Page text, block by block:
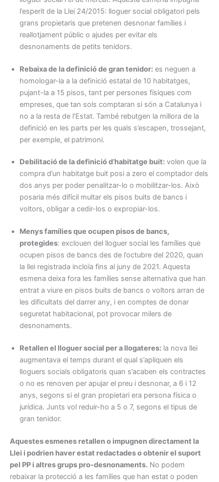
l’esperit de la Llei 24/2015: lloguer social obligatori pels
grans propietaris que pretenen desnonar famílies i
reallotjament públic o ajudes per evitar els
desnonaments de petits tenidors.
Rebaixa de la definició de gran tenidor: es neguen a
homologar-la a la definició estatal de 10 habitatges,
pujant-la a 15 pisos, tant per persones físiques com
empreses, que tan sols comptaran si són a Catalunya i
no a la resta de l’Estat. També rebutgen la millora de la
definició en les parts per les quals s’escapen, trossejant,
per exemple, el patrimoni.
Debilitació de la definició d’habitatge buit: volen que la
compra d’un habitatge buit posi a zero el comptador dels
dos anys per poder penalitzar-lo o mobilitzar-los. Això
posaria més difícil multar els pisos buits de bancs i
voltors, obligar a cedir-los o expropiar-los.
Menys famílies que ocupen pisos de bancs,
protegides: exclouen del lloguer social les famílies que
ocupen pisos de bancs des de l’octubre del 2020, quan
la llei registrada incloïa fins al juny de 2021. Aquesta
esmena deixa fora les famílies sense alternativa que han
entrat a viure en pisos buits de bancs o voltors arran de
les dificultats del darrer any, i en comptes de donar
seguretat habitacional, pot provocar milers de
desnonaments.
Retallen el lloguer social per a llogateres: la nova llei
augmentava el temps durant el qual s’apliquen els
lloguers socials obligatoris quan s’acaben els contractes
o no es renoven per apujar el preu i desnonar, a 6 i 12
anys, segons si el gran propietari era persona física o
jurídica. Junts vol reduir-ho a 5 o 7, segons el tipus de
gran tenidor.
Aquestes esmenes retallen o impugnen directament la
Llei i podrien haver estat redactades o obtenir el suport
pel PP i altres grups pro-desnonaments. No podem
rebaixar la protecció a les famílies que han estat o poden